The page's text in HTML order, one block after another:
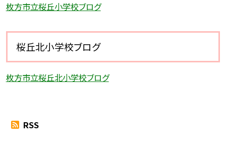
枚方市立桜丘小学校ブログ
桜丘北小学校ブログ
枚方市立桜丘北小学校ブログ
RSS